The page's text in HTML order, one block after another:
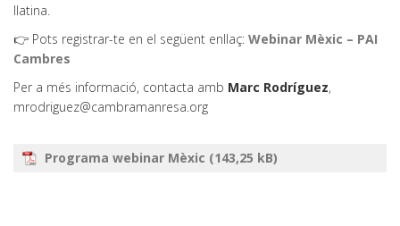
llatina.
👉 Pots registrar-te en el següent enllaç: Webinar Mèxic – PAI
Cambres
Per a més informació, contacta amb Marc Rodríguez,
mrodriguez@cambramanresa.org
Programa webinar Mèxic